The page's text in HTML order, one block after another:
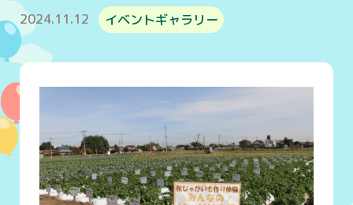
2024.11.12 イベントギャラリー